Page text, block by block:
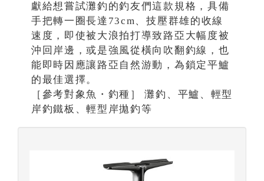
獻給想嘗試灘釣的釣友們這款規格，具備
手把轉一圈長達73cm、技壓群雄的收線
速度，即使被大浪拍打導致路亞大幅度被
沖回岸邊，或是強風從橫向吹翻釣線，也
能即時因應讓路亞自然游動，為鎖定平鱸
的最佳選擇。
［參考對象魚・釣種］ 灘釣、平鱸、輕型
岸釣鐵板、輕型岸拋釣等